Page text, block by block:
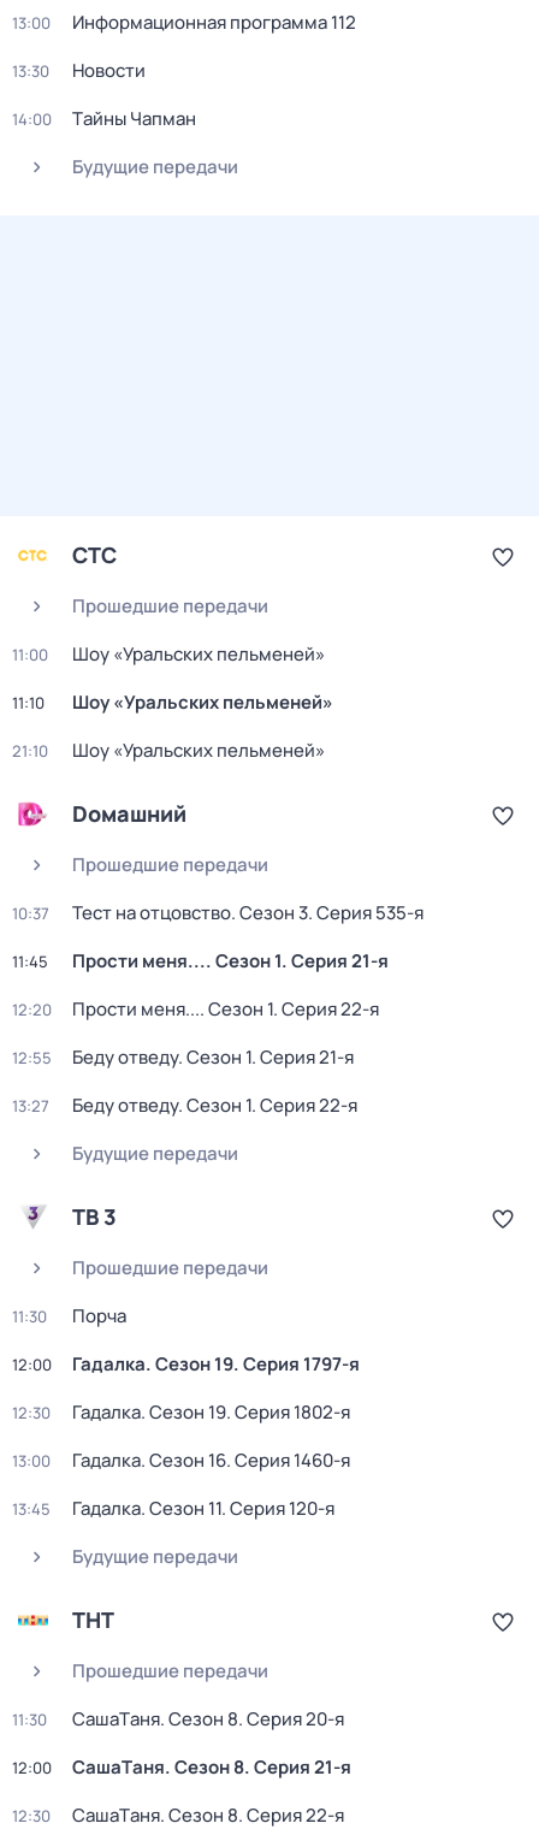
13:00 Информационная программа 112
13:30 Новости
14:00
Тaйны Чапман
Будущие передачи
СТС
Прошедшие передачи
11:00 Шоy «Уральских пeльменей»
11:10 Шоy «Уральских пeльменей»
21:10 Шоy «Уральских пeльменей»
Dомашний
Прошедшие передачи
10:37 Тест на отцовство. Сезон 3. Серия 535-я
11:45 Прости меня.... Сезон 1. Серия 21-я
12:20 Прости меня.... Сезон 1. Серия 22-я
12:55 Беду отведу. Сезон 1. Серия 21-я
13:27 Беду отведу. Сезон 1. Серия 22-я
Будущие передачи
ТВ 3
Прошедшие передачи
11:30 Порча
12:00 Гадалка. Сезон 19. Серия 1797-я
12:30 Гадалка. Сезон 19. Серия 1802-я
13:00 Гадалка. Сезон 16. Серия 1460-я
13:45 Гадалка. Сезон 11. Серия 120-я
Будущие передачи
ТНТ
Прошедшие передачи
11:30 CашаTаня. Сезон 8. Серия 20-я
12:00 CашаTаня. Сезон 8. Серия 21-я
12:30 CашаTаня. Сезон 8. Серия 22-я